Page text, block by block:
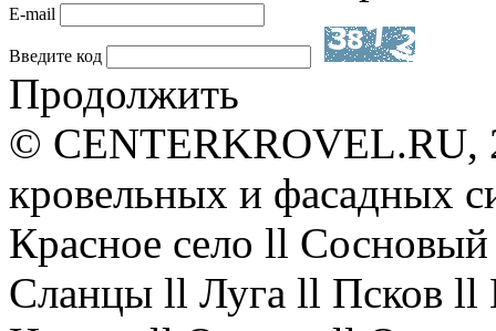
E-mail
Введите код
Продолжить
© CENTERKROVEL.RU,
кровельных и фасадных
Красное село ll
Сланцы ll Луга ll Псков